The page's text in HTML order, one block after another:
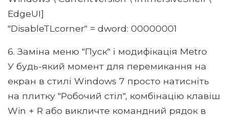
EdgeUI]
"DisableTLcorner" = dword: 00000001
6. Заміна меню "Пуск" і модифікація Metro
У будь-який момент для перемикання на
екран в стилі Windows 7 просто натисніть
на плитку "Робочий стіл", комбінацію клавіш
Win + R або викличте командний рядок в